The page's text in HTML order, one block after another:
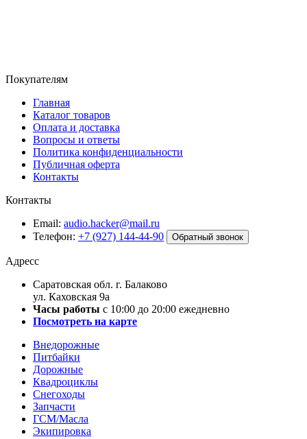
Покупателям
Главная
Каталог товаров
Оплата и доставка
Вопросы и ответы
Политика конфиденциальности
Публичная оферта
Контакты
Контакты
Email: audio.hacker@mail.ru
Телефон: +7 (927) 144-44-90 Обратный звонок
Адресс
Саратовская обл. г. Балаково
ул. Каховская 9а
Часы работы с 10:00 до 20:00 ежедневно
Посмотреть на карте
Внедорожные
Питбайки
Дорожные
Квадроциклы
Снегоходы
Запчасти
ГСМ/Масла
Экипировка